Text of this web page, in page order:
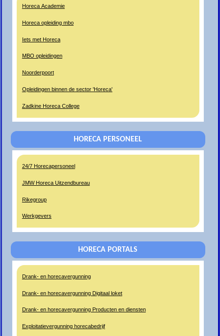
Horeca Academie
Horeca opleiding mbo
Iets met Horeca
MBO opleidingen
Noorderpoort
Opleidingen binnen de sector 'Horeca'
Zadkine Horeca College
HORECA PERSONEEL
24/7 Horecapersoneel
JMW Horeca Uitzendbureau
Rikegroup
Werkgevers
HORECA PORTALS
Drank- en horecavergunning
Drank- en horecavergunning Digitaal loket
Drank- en horecavergunning Producten en diensten
Exploitatievergunning horecabedrijf